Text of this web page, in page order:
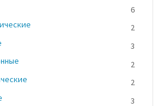
6
2
3
2
2
3